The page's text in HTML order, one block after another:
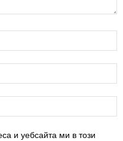
и уебсайта ми в този